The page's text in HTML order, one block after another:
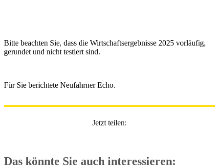
Bitte beachten Sie, dass die Wirtschaftsergebnisse 2025 vorläufig,
gerundet und nicht testiert sind.
Für Sie berichtete Neufahrner Echo.
Jetzt teilen:
Das könnte Sie auch interessieren: